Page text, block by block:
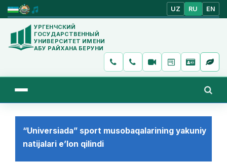
UZ RU EN
УРГЕНЧСКИЙ
ГОСУДАРСТВЕННЫЙ
УНИВЕРСИТЕТ ИМЕНИ
АБУ РАЙХАНА БЕРУНИ
“Universiada” sport musobaqalarining yakuniy
natijalari e’lon qilindi